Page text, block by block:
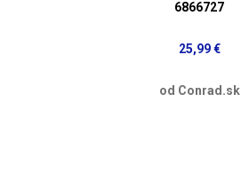
6866727
25,99 €
od Conrad.sk